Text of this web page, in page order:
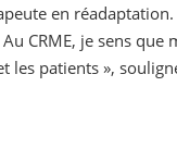
en
CRME, je sens
patients »,